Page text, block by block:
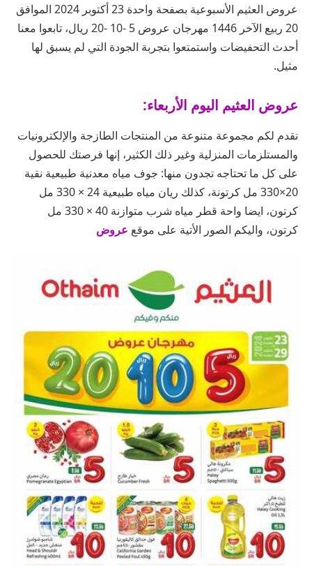
عروض العثيم الأسبوعية بصفحة واحدة 23 أكتوبر 2024 الموافق
20 ربيع الآخر 1446 مهرجان عروض 5 -10 -20 ريال، تابعوا معنا
أحدث التحفيضات واستمتعوا بتجربة الجودة التي لم يسبق لها
مثيل.
عروض العثيم اليوم الأربعاء:
نقدم لكم مجموعة متنوعة من المنتجات الطازجة والإلكترونيات
والمستلزمات المنزلية وغير ذلك الكثير، إنها فرصتك للحصول
على كل ما تحتاجه تجدون منها: جوف مياه معدنية طبيعية نقية
20×330 مل كرتونة، كذلك ريان مياه طبيعية 24 × 330 مل
كرتون، ايضا واحة قطر مياه شرب متوازنة 40 × 330 مل
كرتون، واليكم الصور الأتية على موقع عروض